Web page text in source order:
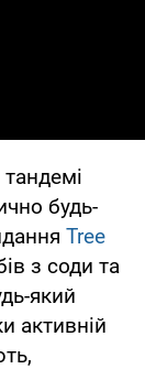
будь-
Tree
з соди та
який
активній